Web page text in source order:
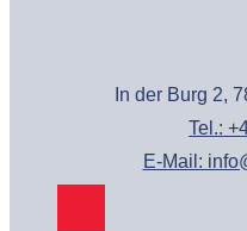
In der Burg 2,
Tel.:
E-Mail: